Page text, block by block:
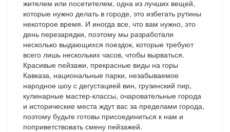
жителем или посетителем, одна из лучших вещей,
которые нужно делать в городе, это избегать рутины
некоторое время. И иногда все, что вам нужно, это
день перезарядки, поэтому мы разработали
несколько выдающихся поездок, которые требуют
всего лишь нескольких часов, чтобы вырваться.
Красивые пейзажи, прекрасные виды на горы
Кавказа, национальные парки, незабываемое
народное шоу с дегустацией вин, грузинский пир,
кулинарные мастер-классы, очаровательные города
и исторические места ждут вас за пределами города,
поэтому будьте готовы присоединиться к нам и
поприветствовать смену пейзажей.